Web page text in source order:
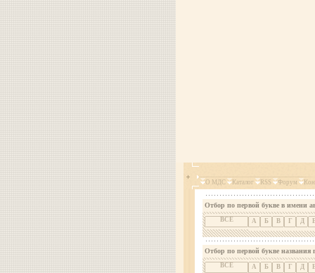
О МДС Каталог RSS Форум
Отбор по первой букве в имени
ВСЕ А Б В Г Д
Отбор по первой букве названия
ВСЕ А Б В Г Д